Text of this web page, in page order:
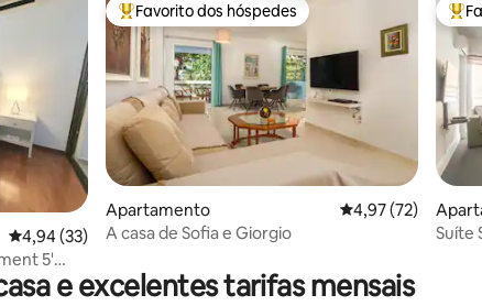
Classificação média de 4,94 em 5 estrelas, 33avaliações
4,94 (33)
5'
Favoritos dos hóspedes mais apreciados
Favorito dos hóspedes
Apartamento Classificação
4,97 (72)
A casa de Sofia e Giorgio
Suíte
e excelentes tarifas mensais